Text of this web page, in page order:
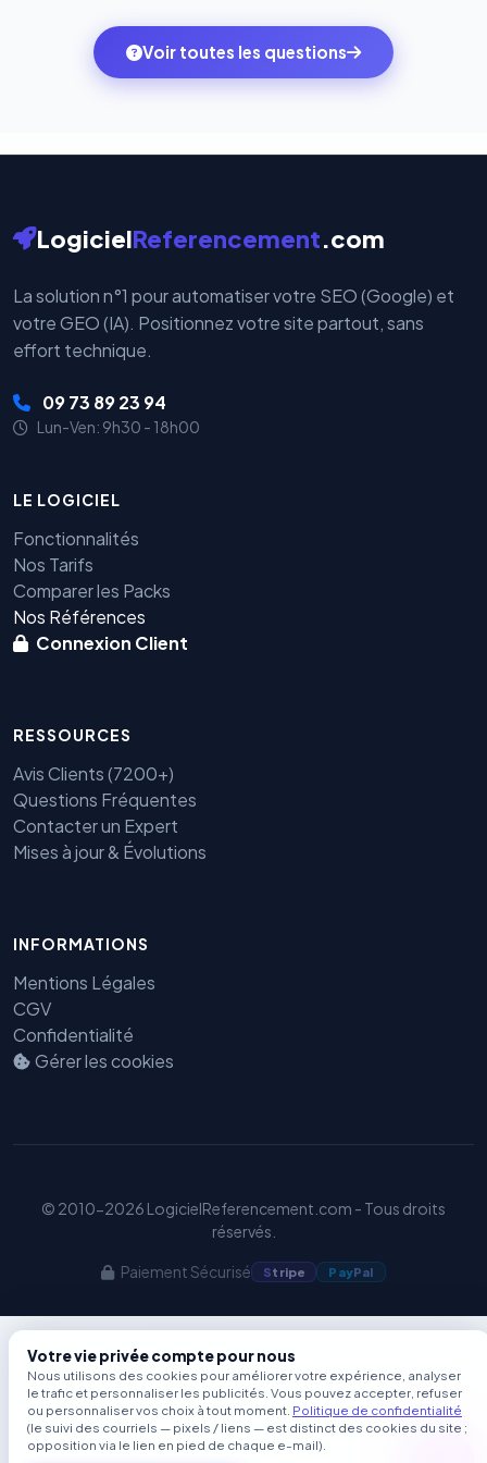
ambitions du moment — sans perdre vos données ni
votre historique.
monde. Vos données bancaires ne transitent jamais
par nos serveurs — elles sont gérées directement et
Voir toutes les questions
LogicielReferencement.com
La solution n°1 pour automatiser votre SEO (Google) et
votre GEO (IA). Positionnez votre site partout, sans
effort technique.
09 73 89 23 94
Lun-Ven: 9h30 - 18h00
LE LOGICIEL
Fonctionnalités
Nos Tarifs
Comparer les Packs
Nos Références
Connexion Client
RESSOURCES
Avis Clients (7200+)
Questions Fréquentes
Contacter un Expert
Mises à jour & Évolutions
INFORMATIONS
Mentions Légales
CGV
Confidentialité
Gérer les cookies
© 2010-2026 LogicielReferencement.com - Tous droits
réservés.
Paiement Sécurisé Stripe PayPal
Votre vie privée compte pour nous
Nous utilisons des cookies pour améliorer votre expérience, analyser
le trafic et personnaliser les publicités. Vous pouvez accepter, refuser
ou personnaliser vos choix à tout moment. Politique de confidentialité
(le suivi des courriels — pixels / liens — est distinct des cookies du site ;
opposition via le lien en pied de chaque e-mail).